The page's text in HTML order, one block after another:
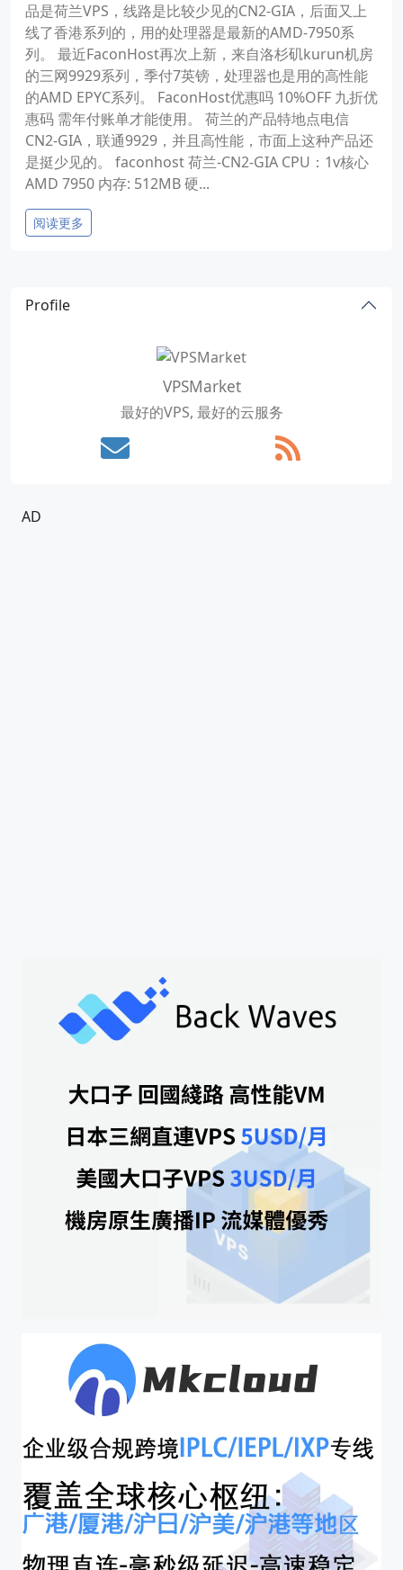
品是荷兰VPS，线路是比较少见的CN2-GIA，后面又上
线了香港系列的，用的处理器是最新的AMD-7950系
列。 最近FaconHost再次上新，来自洛杉矶kurun机房
的三网9929系列，季付7英镑，处理器也是用的高性能
的AMD EPYC系列。 FaconHost优惠吗 10%OFF 九折优
惠码 需年付账单才能使用。 荷兰的产品特地点电信
CN2-GIA，联通9929，并且高性能，市面上这种产品还
是挺少见的。 faconhost 荷兰-CN2-GIA CPU：1v核心
AMD 7950 内存: 512MB 硬...
阅读更多
Profile
VPSMarket
最好的VPS, 最好的云服务
AD